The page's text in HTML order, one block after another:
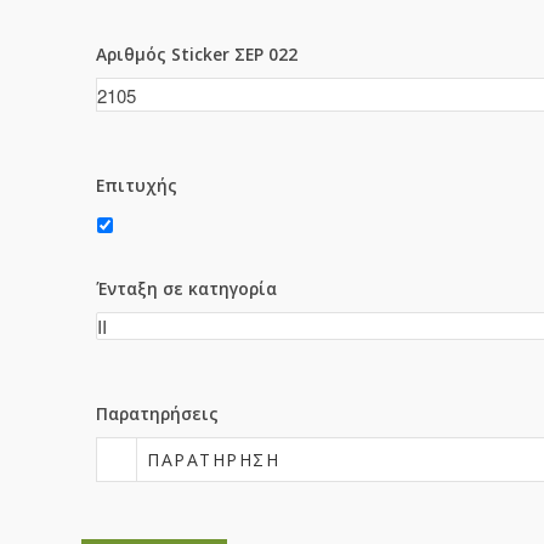
Αριθμός Sticker ΣΕΡ 022
Επιτυχής
Ένταξη σε κατηγορία
Παρατηρήσεις
ΠΑΡΑΤΉΡΗΣΗ